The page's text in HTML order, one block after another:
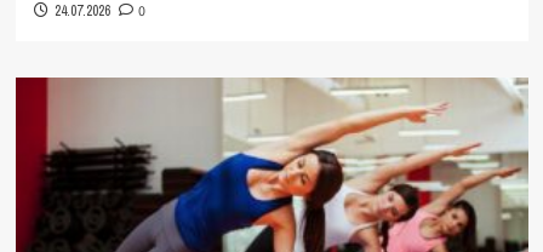
24.07.2026 0